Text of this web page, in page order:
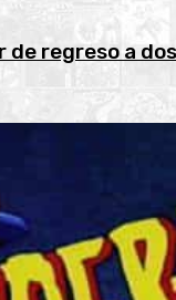
regreso a